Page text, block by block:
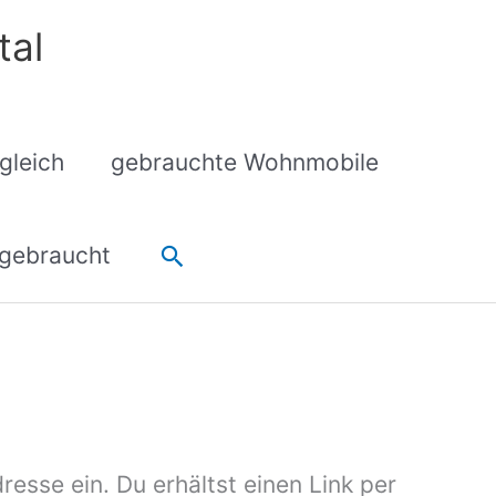
gebrauchte Wohnmobile
Suchen
ein. Du erhältst einen Link per